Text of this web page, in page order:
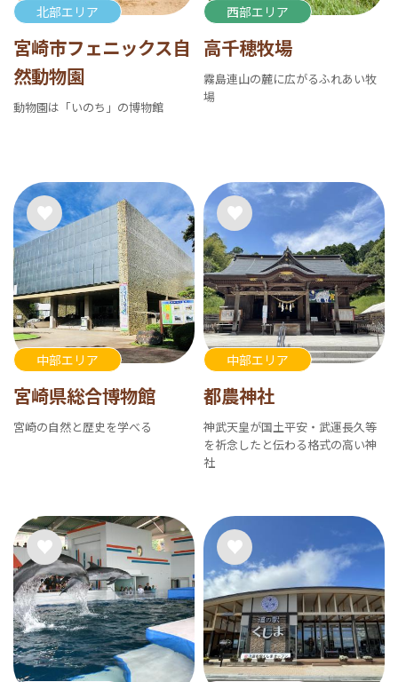
北部エリア
宮崎市フェニックス自
然動物園
動物園は「いのち」の博物館
西部エリア
高千穂牧場
霧島連山の麓に広がるふれあい牧
場
中部エリア
宮崎県総合博物館
宮崎の自然と歴史を学べる
中部エリア
都農神社
神武天皇が国土平安・武運長久等
を祈念したと伝わる格式の高い神
社